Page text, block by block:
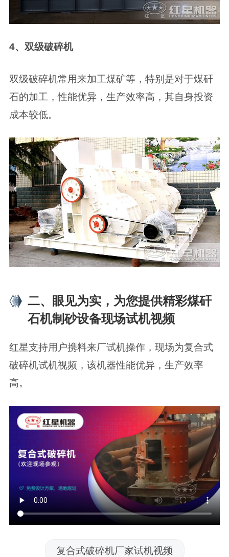
4、双级破碎机
双级破碎机常用来加工煤矿等，特别是对于煤矸
石的加工，性能优异，生产效率高，其自身投资
成本较低。
二、眼见为实，为您提供精彩煤矸
石机制砂设备现场试机视频
红星支持用户携料来厂试机操作，现场为复合式
破碎机试机视频，该机器性能优异，生产效率
高。
复合式破碎机厂家试机视频